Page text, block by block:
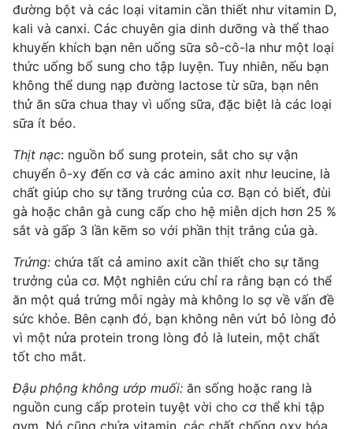
đường bột và các loại vitamin cần thiết như vitamin D,
kali và canxi. Các chuyên gia dinh dưỡng và thể thao
khuyến khích bạn nên uống sữa sô-cô-la như một loại
thức uống bổ sung cho tập luyện. Tuy nhiên, nếu bạn
không thể dung nạp đường lactose từ sữa, bạn nên
thử ăn sữa chua thay vì uống sữa, đặc biệt là các loại
sữa ít béo.
Thịt nạc: nguồn bổ sung protein, sắt cho sự vận
chuyển ô-xy đến cơ và các amino axit như leucine, là
chất giúp cho sự tăng trưởng của cơ. Bạn có biết, đùi
gà hoặc chân gà cung cấp cho hệ miễn dịch hơn 25 %
sắt và gấp 3 lần kẽm so với phần thịt trắng của gà.
Trứng: chứa tất cả amino axit cần thiết cho sự tăng
trưởng của cơ. Một nghiên cứu chỉ ra rằng bạn có thể
ăn một quả trứng mỗi ngày mà không lo sợ về vấn đề
sức khỏe. Bên cạnh đó, bạn không nên vứt bỏ lòng đỏ
vì một nửa protein trong lòng đỏ là lutein, một chất
tốt cho mắt.
Đậu phộng không ướp muối: ăn sống hoặc rang là
nguồn cung cấp protein tuyệt vời cho cơ thể khi tập